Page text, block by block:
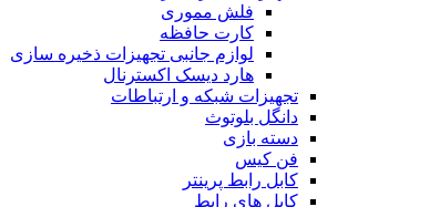
فلش مموری
کارت حافظه
لوازم جانبی تجهیزات ذخیره سازی
هارد دیسک اکسترنال
تجهیزات شبکه و ارتباطات
دانگل بلوتوث
دسته بازی
فن کیس
کابل رابط پرینتر
کابل های رابط